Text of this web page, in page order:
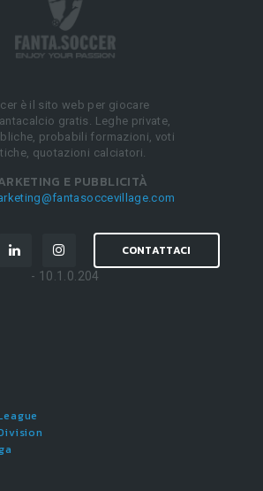
è il sito web per giocare
gratis. Leghe private,
probabili formazioni, voti
quotazioni calciatori.
E PUBBLICITÀ
CONTATTACI
- 10.1.0.204